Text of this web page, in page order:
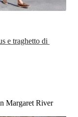
e traghetto di
Margaret River